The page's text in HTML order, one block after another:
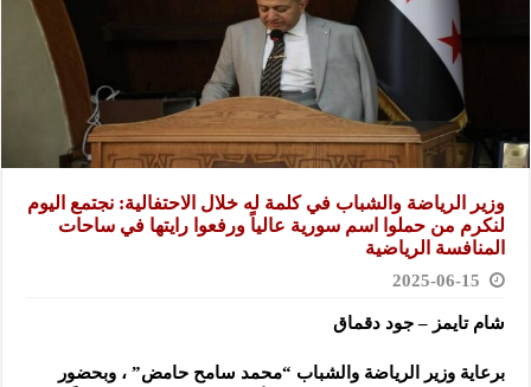
وزير الرياضة والشباب في كلمة له خلال الاحتفالية: نجتمع اليوم
لنكرم من حملوا اسم سورية عالياً ورفعوا رايتها في ساحات
المنافسة الرياضية
2025-06-15
شام تايمز – جود دقماق
برعاية وزير الرياضة والشباب “محمد سامح حامض” ، وبحضور